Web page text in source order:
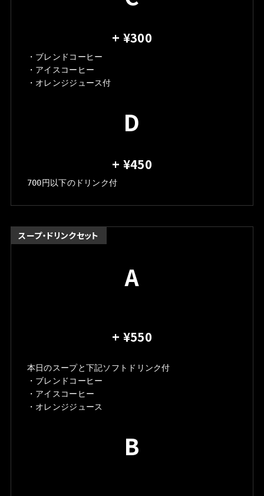
+ ¥300
・ブレンドコーヒー
・アイスコーヒー
・オレンジジュース付
D
+ ¥450
700円以下のドリンク付
スープ・ドリンクセット
A
+ ¥550
本日のスープと下記ソフトドリンク付
・ブレンドコーヒー
・アイスコーヒー
・オレンジジュース
B